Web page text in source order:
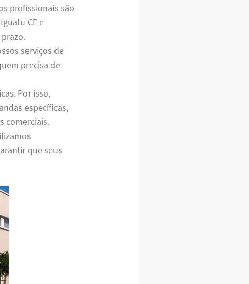
profissionais são
CE e
serviços de
precisa de
Por isso,
específicas,
comerciais.
que seus